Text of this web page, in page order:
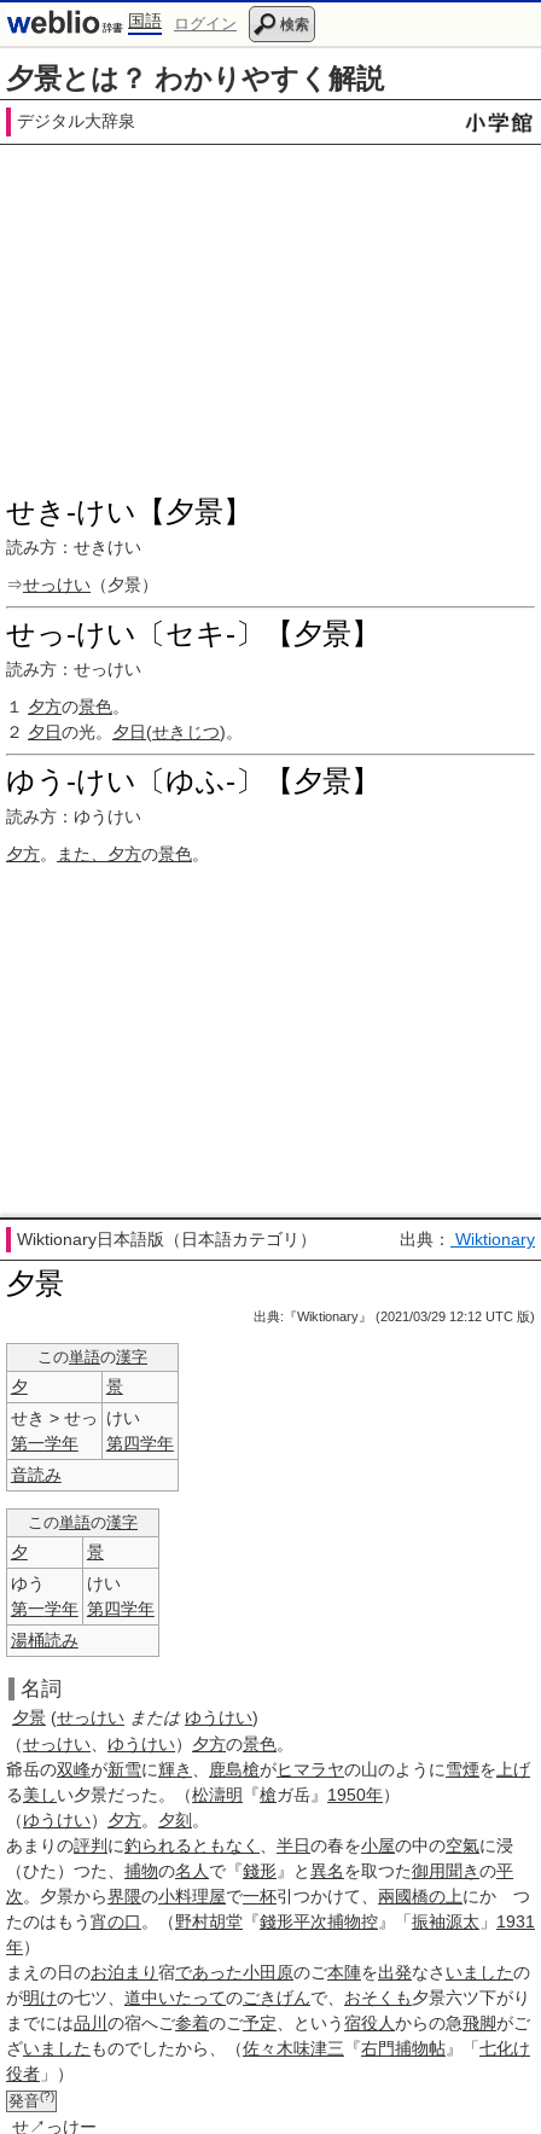
国語 ログイン 検索
夕景とは？ わかりやすく解説
デジタル大辞泉
せき‐けい【夕景】
読み方：せきけい
⇒せっけい （夕景）
せっ‐けい〔セキ‐〕【夕景】
読み方：せっけい
１
夕方の景色。
２ 夕日の光。 夕日(せきじつ)。
ゆう‐けい〔ゆふ‐〕【夕景】
読み方：ゆうけい
夕方。 また、 夕方の景色。
Wiktionary日本語版（日本語カテゴリ） 出典： Wiktionary
夕景
出典:『Wiktionary』 (2021/03/29 12:12 UTC 版)
この単語の漢字
夕
景
せき > せっ
第一学年
けい
第四学年
音読み
この単語の漢字
夕
景
ゆう
第一学年
けい
第四学年
湯桶読み
名詞
夕景 (せっけい または ゆうけい)
（せっけい ゆうけい） 夕方の景色。
爺岳の双峰が新雪に輝き 鹿島槍がヒマラヤの山のように雪煙を 上げ
る美しい夕景だった。（松濤明 『槍ガ岳』 1950年）
（ゆうけい） 夕方。 夕刻 。
あまりの評判 に釣られる ともなく 半日の春を小屋の中の空氣に浸
（ひた）つた、 捕物の名人 で『錢形』と異名を取つた御用聞きの平
次。 夕景から界隈の小料理屋で一杯引つかけて、 兩國橋の上にかゝつ
たのはもう宵の口 。（野村胡堂 『錢形平次捕物控』「振袖源太 」 1931
年）
まえの日のお泊まり宿であった小田原のご本陣を出発なさ いましたの
が明けの七ツ、 道中いたってのごきげんで、 おそくも夕景六ツ下がり
までには品川 の宿へご参着のご予定 、という宿役人からの急飛脚がご
ざいました ものでしたから、（佐々木味津三 『右門捕物帖』「七化け
役者 」）
発音(?)
せ↗っけー